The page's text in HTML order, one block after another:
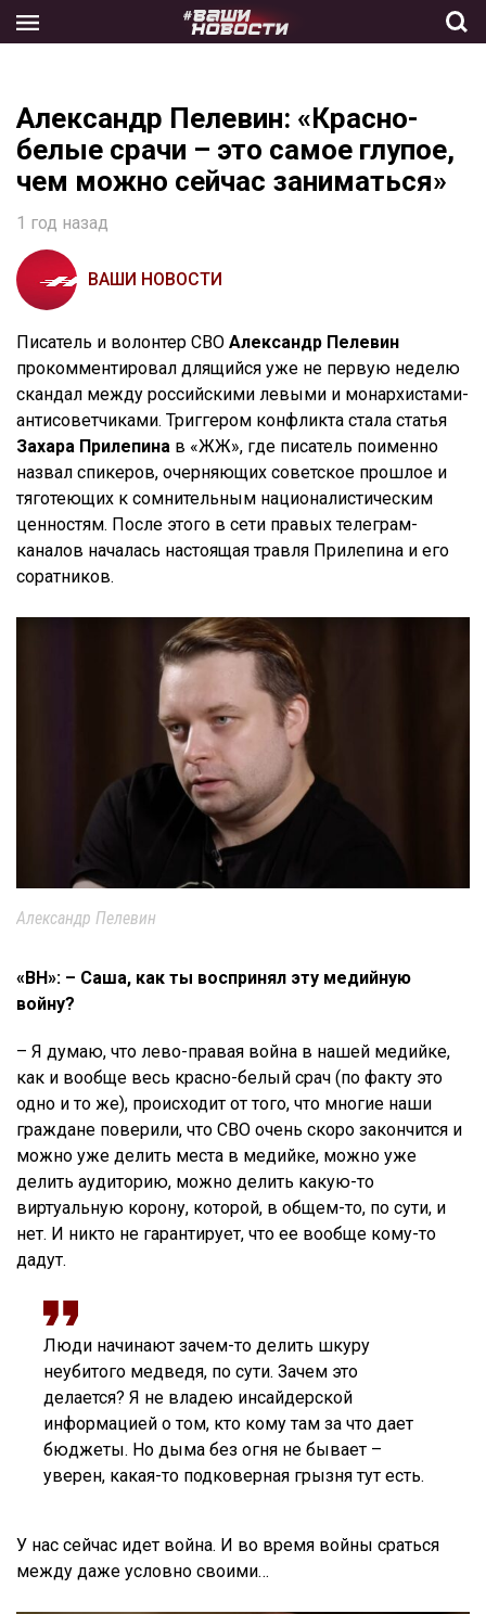
the
Александр Пелевин: «Красно-
белые срачи – это самое глупое,
чем можно сейчас заниматься»
1 год назад
ВАШИ НОВОСТИ
Писатель и волонтер СВО Александр Пелевин
прокомментировал длящийся уже не первую неделю
скандал между российскими левыми и монархистами-
антисоветчиками. Триггером конфликта стала статья
Захара Прилепина в «ЖЖ», где писатель поименно
назвал спикеров, очерняющих советское прошлое и
тяготеющих к сомнительным националистическим
ценностям. После этого в сети правых телеграм-
каналов началась настоящая травля Прилепина и его
соратников.
Александр Пелевин
«ВН»: – Саша, как ты воспринял эту медийную
войну?
– Я думаю, что лево-правая война в нашей медийке,
как и вообще весь красно-белый срач (по факту это
одно и то же), происходит от того, что многие наши
граждане поверили, что СВО очень скоро закончится и
можно уже делить места в медийке, можно уже
делить аудиторию, можно делить какую-то
виртуальную корону, которой, в общем-то, по сути, и
нет. И никто не гарантирует, что ее вообще кому-то
дадут.
Люди начинают зачем-то делить шкуру
неубитого медведя, по сути. Зачем это
делается? Я не владею инсайдерской
информацией о том, кто кому там за что дает
бюджеты. Но дыма без огня не бывает –
уверен, какая-то подковерная грызня тут есть.
У нас сейчас идет война. И во время войны сраться
между даже условно своими…